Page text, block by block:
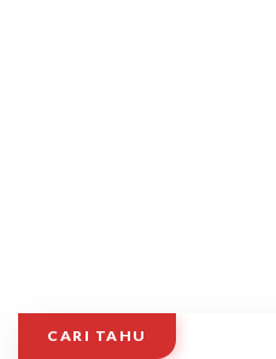
CARI TAHU